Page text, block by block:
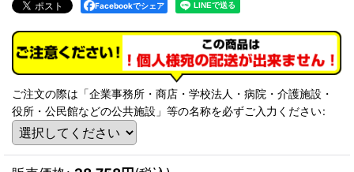
Facebookでシェア
ご注文の際は「企業事務所・商店・学校法人・病院・介護施設・
役所・公民館などの公共施設」等の名称を必ずご入力ください: